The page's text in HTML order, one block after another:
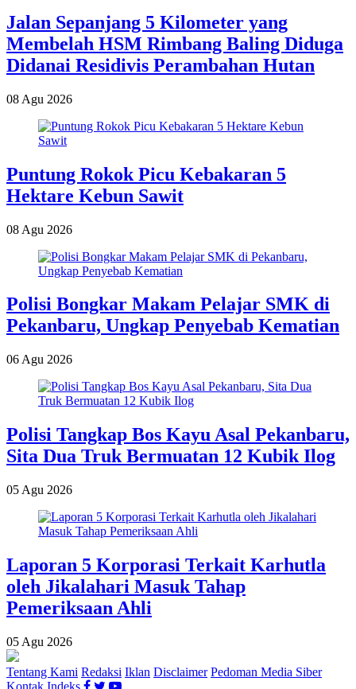
Jalan Sepanjang 5 Kilometer yang
Membelah HSM Rimbang Baling Diduga
Didanai Residivis Perambahan Hutan
08 Agu 2026
Puntung Rokok Picu Kebakaran 5
Hektare Kebun Sawit
08 Agu 2026
Polisi Bongkar Makam Pelajar SMK di
Pekanbaru, Ungkap Penyebab Kematian
06 Agu 2026
Polisi Tangkap Bos Kayu Asal Pekanbaru,
Sita Dua Truk Bermuatan 12 Kubik Ilog
05 Agu 2026
Laporan 5 Korporasi Terkait Karhutla
oleh Jikalahari Masuk Tahap
Pemeriksaan Ahli
05 Agu 2026
Tentang Kami Redaksi Iklan Disclaimer Pedoman Media Siber
Kontak Indeks